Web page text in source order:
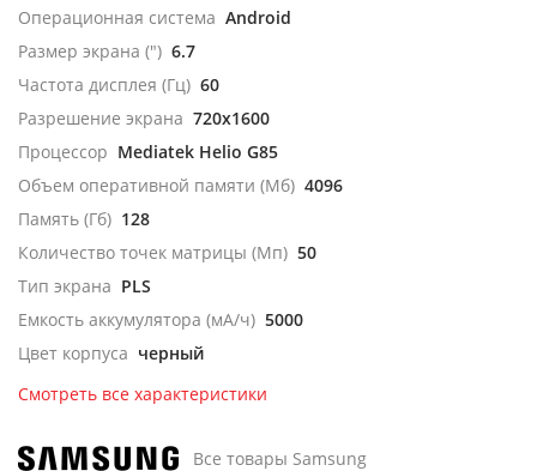
Операционная система Android
Размер экрана (") 6.7
Частота дисплея (Гц) 60
Разрешение экрана 720x1600
Процессор Mediatek Helio G85
Объем оперативной памяти (Мб) 4096
Память (Гб) 128
Количество точек матрицы (Мп) 50
Тип экрана PLS
Емкость аккумулятора (мА/ч) 5000
Цвет корпуса черный
Смотреть все характеристики
Все товары Samsung